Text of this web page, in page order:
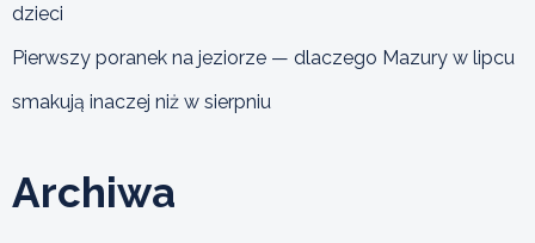
dzieci
Pierwszy poranek na jeziorze — dlaczego Mazury w lipcu
smakują inaczej niż w sierpniu
Archiwa